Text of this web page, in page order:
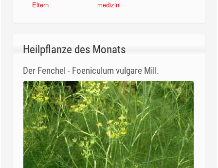
Eltern medizini
Heilpflanze des Monats
Der Fenchel - Foeniculum vulgare Mill.